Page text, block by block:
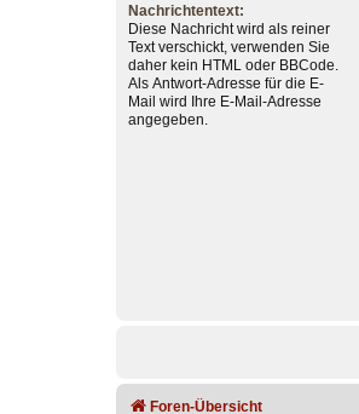
Nachrichtentext:
Diese Nachricht wird als reiner
Text verschickt, verwenden Sie
daher kein HTML oder BBCode.
Als Antwort-Adresse für die E-
Mail wird Ihre E-Mail-Adresse
angegeben.
Foren-Übersicht